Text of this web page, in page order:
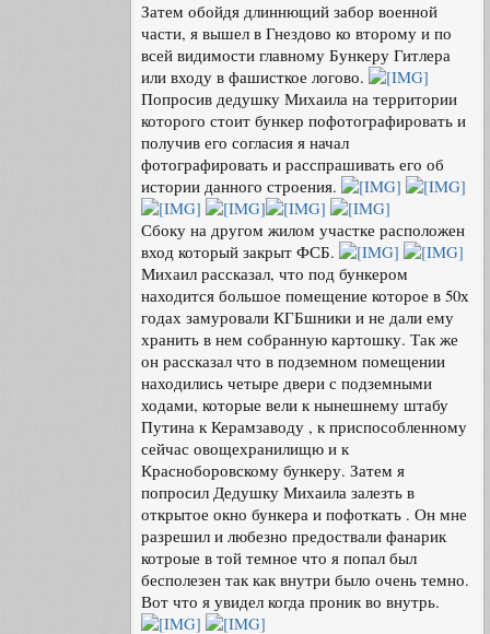
Затем обойдя длиннющий забор военной
части, я вышел в Гнездово ко второму и по
всей видимости главному Бункеру Гитлера
или входу в фашисткое логово.
Попросив дедушку Михаила на территории
которого стоит бункер пофотографировать и
получив его согласия я начал
фотографировать и расспрашивать его об
истории данного строения.
Сбоку на другом жилом участке расположен
вход который закрыт ФСБ.
Михаил рассказал, что под бункером
находится большое помещение которое в 50х
годах замуровали КГБшники и не дали ему
хранить в нем собранную картошку. Так же
он рассказал что в подземном помещении
находились четыре двери с подземными
ходами, которые вели к нынешнему штабу
Путина к Керамзаводу , к приспособленному
сейчас овощехранилищю и к
Красноборовскому бункеру. Затем я
попросил Дедушку Михаила залезть в
открытое окно бункера и пофоткать . Он мне
разрешил и любезно предоствали фанарик
котроые в той темное что я попал был
бесполезен так как внутри было очень темно.
Вот что я увидел когда проник во внутрь.